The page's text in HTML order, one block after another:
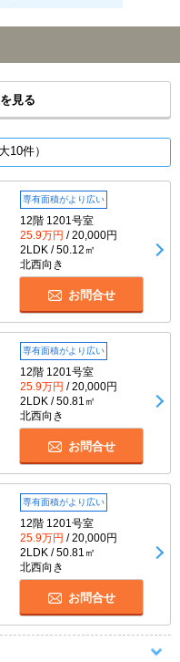
見る
10件）
専有面積がより広い
12階 1201号室
25.9万円 / 20,000円
2LDK / 50.12㎡
北西向き
お問合せ
専有面積がより広い
12階 1201号室
25.9万円 / 20,000円
2LDK / 50.81㎡
北西向き
お問合せ
専有面積がより広い
12階 1201号室
25.9万円 / 20,000円
2LDK / 50.81㎡
北西向き
お問合せ